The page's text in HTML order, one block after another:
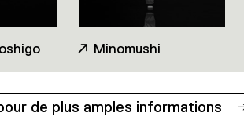
Minomushi
de plus amples informations